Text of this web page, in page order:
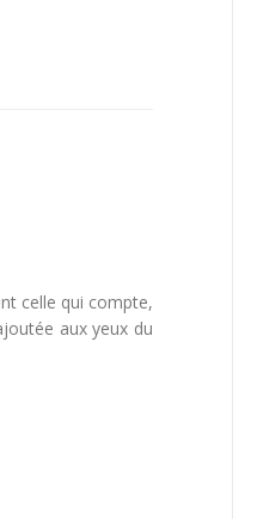
celle qui compte,
aux yeux du